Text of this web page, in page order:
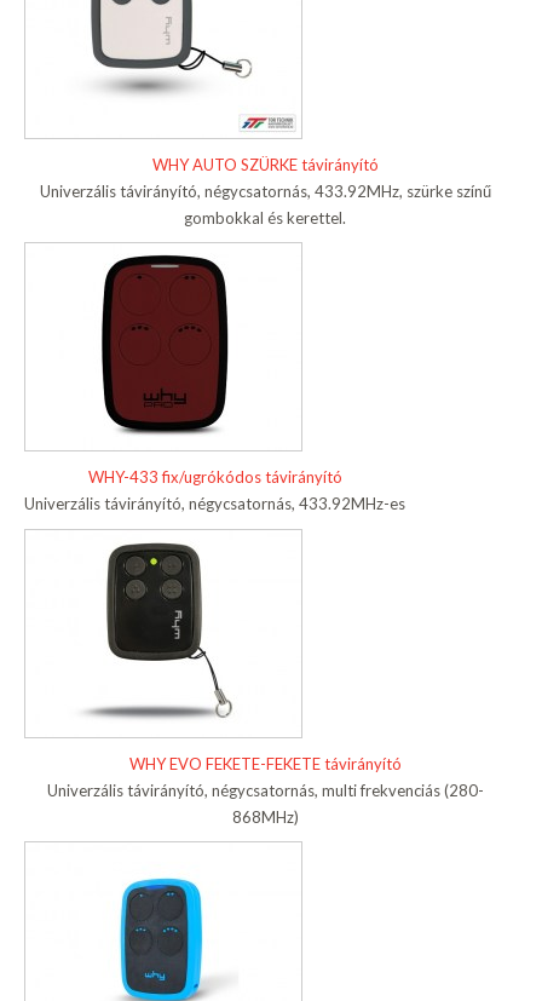
WHY AUTO SZÜRKE távirányító
Univerzális távirányító, négycsatornás, 433.92MHz, szürke színű
gombokkal és kerettel.
WHY-433 fix/ugrókódos távirányító
Univerzális távirányító, négycsatornás, 433.92MHz-es
WHY EVO FEKETE-FEKETE távirányító
Univerzális távirányító, négycsatornás, multi frekvenciás (280-
868MHz)